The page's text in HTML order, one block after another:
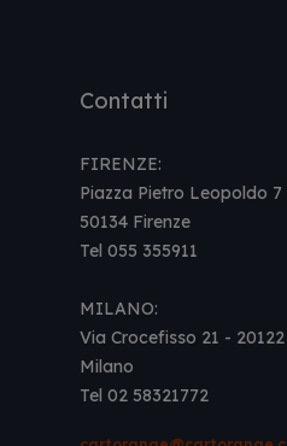
Contatti
FIRENZE:
Piazza Pietro Leopoldo 7
50134 Firenze
Tel 055 355911
MILANO:
Via Crocefisso 21 - 20122
Milano
Tel 02 58321772